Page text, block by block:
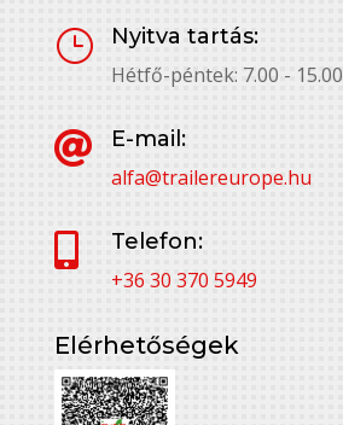
}
Nyitva tartás:
Hétfő-péntek: 7.00 - 15.00

E-mail:
alfa@trailereurope.hu

Telefon:
+36 30 370 5949
Elérhetőségek